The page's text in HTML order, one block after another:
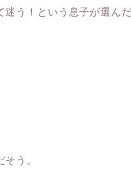
う！という息子が選んだ
う。